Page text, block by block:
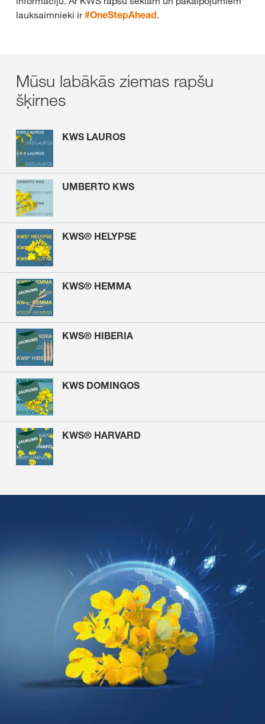
lauksaimnieki ir#OneStepAhead.
Mūsu labākās ziemas rapšu
šķirnes
KWS LAUROS
UMBERTO KWS
KWS® HELYPSE
KWS® HEMMA
KWS® HIBERIA
KWS DOMINGOS
KWS® HARVARD